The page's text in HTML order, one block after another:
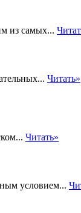
из самых...
Читать»
Читать»
условием...